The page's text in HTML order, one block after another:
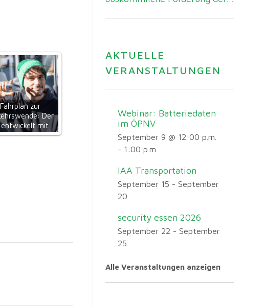
Fahrplan zur
Der
entwickelt mit…
AKTUELLE
VERANSTALTUNGEN
Webinar: Batteriedaten
im ÖPNV
September 9 @ 12:00 p.m.
- 1:00 p.m.
IAA Transportation
September 15 - September
20
security essen 2026
September 22 - September
25
Alle Veranstaltungen anzeigen